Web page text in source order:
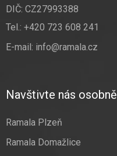
DIČ: CZ27993388
Tel.: +420 723 608 241
E-mail: info@ramala.cz
Navštivte nás osobně
Ramala Plzeň
Ramala Domažlice